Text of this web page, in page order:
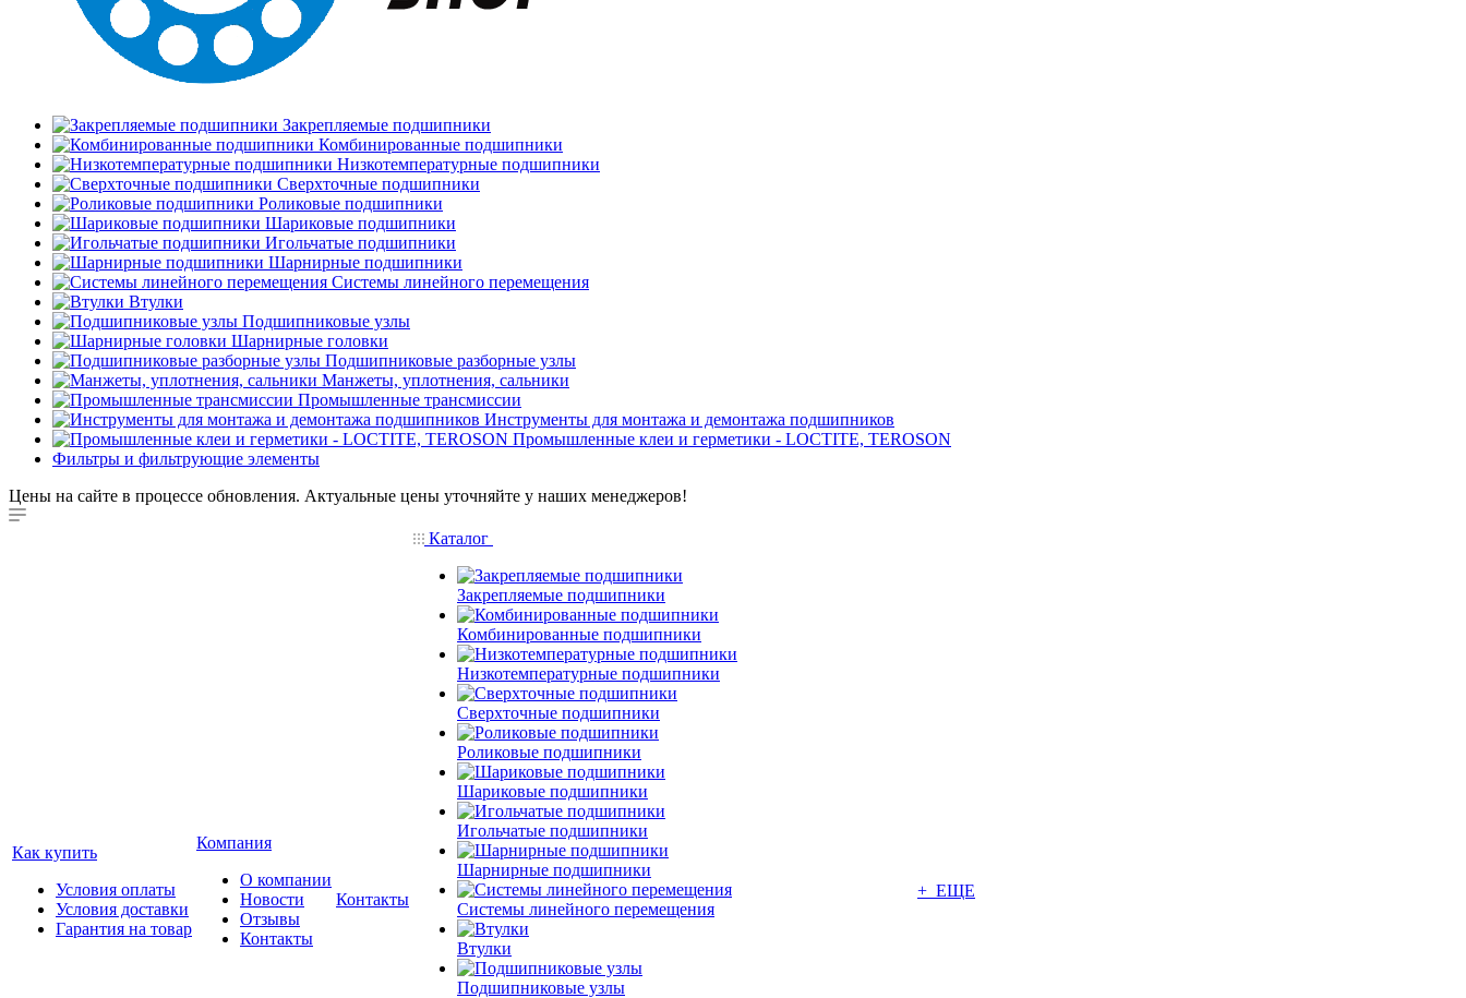
Закрепляемые подшипники
Комбинированные подшипники
Низкотемпературные подшипники
Сверхточные подшипники
Роликовые подшипники
Шариковые подшипники
Игольчатые подшипники
Шарнирные подшипники
Системы линейного перемещения
Втулки
Подшипниковые узлы
Шарнирные головки
Подшипниковые разборные узлы
Манжеты, уплотнения, сальники
Промышленные трансмиссии
Инструменты для монтажа и демонтажа подшипников
Промышленные клеи и герметики - LOCTITE, TEROSON
Фильтры и фильтрующие элементы
Цены на сайте в процессе обновления. Актуальные цены уточняйте у наших менеджеров!
Как купить
Условия оплаты
Условия доставки
Гарантия на товар
Компания
О компании
Новости
Отзывы
Контакты
Контакты
Каталог
Закрепляемые подшипники
Комбинированные подшипники
Низкотемпературные подшипники
Сверхточные подшипники
Роликовые подшипники
Шариковые подшипники
Игольчатые подшипники
Шарнирные подшипники
Системы линейного перемещения
Втулки
Подшипниковые узлы
+ ЕЩЕ